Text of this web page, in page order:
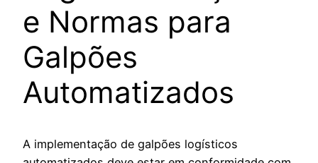
e Normas para
Galpões
Automatizados
A implementação de galpões logísticos